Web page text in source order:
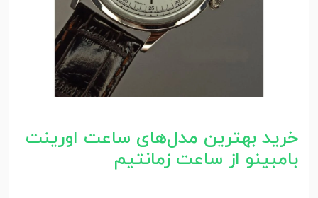
خرید بهترین مدل‌های ساعت اورینت
بامبینو از ساعت زمانتیم